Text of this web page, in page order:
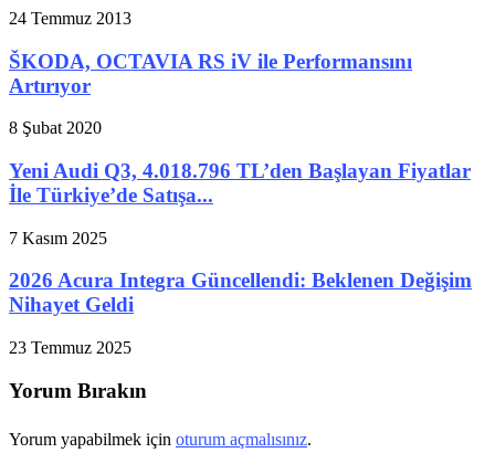
24 Temmuz 2013
ŠKODA, OCTAVIA RS iV ile Performansını
Artırıyor
8 Şubat 2020
Yeni Audi Q3, 4.018.796 TL’den Başlayan Fiyatlar
İle Türkiye’de Satışa...
7 Kasım 2025
2026 Acura Integra Güncellendi: Beklenen Değişim
Nihayet Geldi
23 Temmuz 2025
Yorum Bırakın
Yorum yapabilmek için oturum açmalısınız.